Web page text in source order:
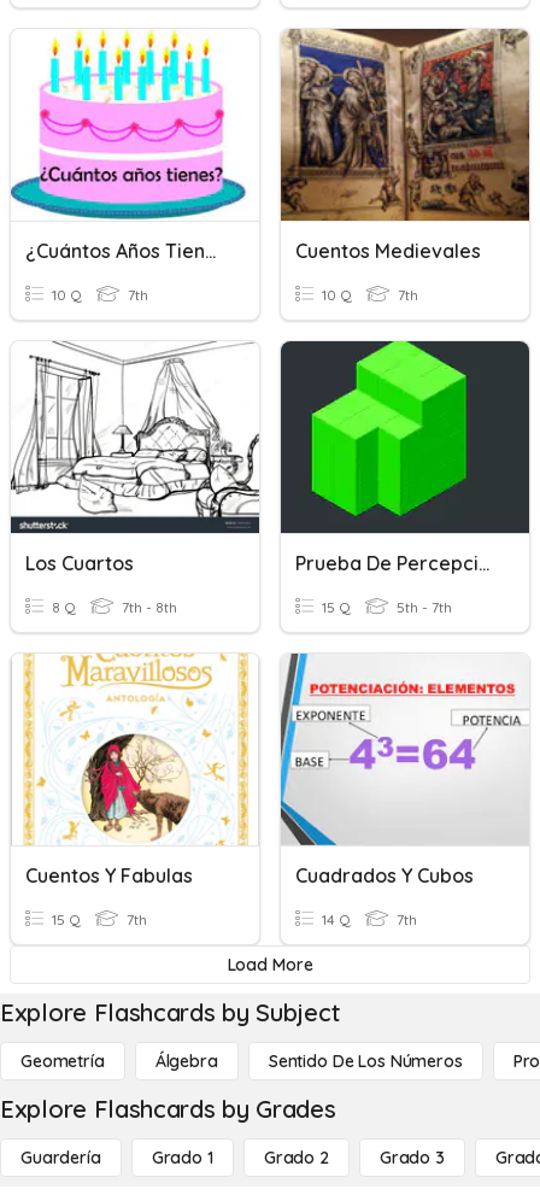
¿Cuántos Años Tienes?
10 Q 7th
Cuentos Medievales
10 Q 7th
Los Cuartos
8 Q 7th - 8th
Prueba De Percepción Espacial (Cubos)
15 Q 5th - 7th
Cuentos Y Fabulas
15 Q 7th
Cuadrados Y Cubos
14 Q 7th
Load More
Explore Flashcards by Subject
Geometría Álgebra Sentido De Los Números
Explore Flashcards by Grades
Guardería Grado 1 Grado 2 Grado 3